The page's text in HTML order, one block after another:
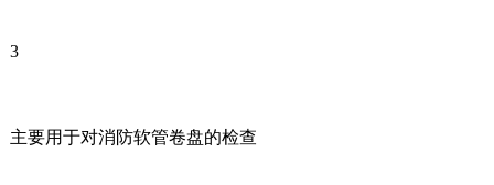
3
主要用于对消防软管卷盘的检查